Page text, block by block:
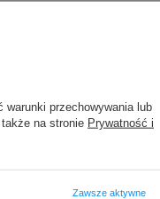
warunki przechowywania lub
na stronie Prywatność i
Zawsze aktywne